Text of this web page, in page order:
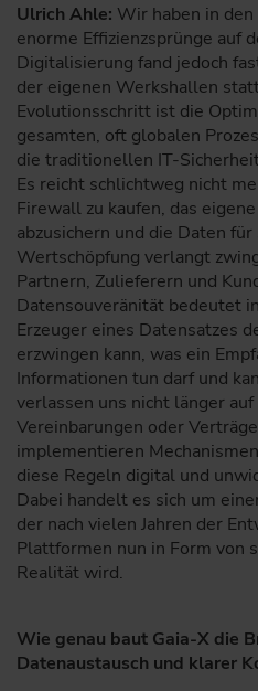
Ulrich Ahle: Wir haben in den
enorme Effizienzsprünge auf
Digitalisierung fand jedoch
der eigenen Werkshallen
Evolutionsschritt ist die
gesamten, oft globalen
die traditionellen IT-
Es reicht schlichtweg nicht
Firewall zu kaufen, das
abzusichern und die Daten
Wertschöpfung verlangt
Partnern, Zulieferern und
Datensouveränität bedeutet
Erzeuger eines Datensatzes
erzwingen kann, was ein
Informationen tun darf und
verlassen uns nicht länger
Vereinbarungen oder
implementieren
diese Regeln digital und
Dabei handelt es sich um
der nach vielen Jahren der
Plattformen nun in Form von
Realität wird.
Wie genau baut Gaia-X die
Datenaustausch und klarer